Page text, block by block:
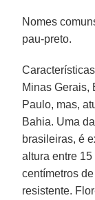
Nomes
pau-preto.
Minas Gerais,
Paulo, mas,
Bahia. Uma
brasileiras, é
altura entre
centímetros
resistente.